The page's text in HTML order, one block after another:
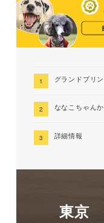
グランドプリ
ななこちゃん
詳細情報
東京